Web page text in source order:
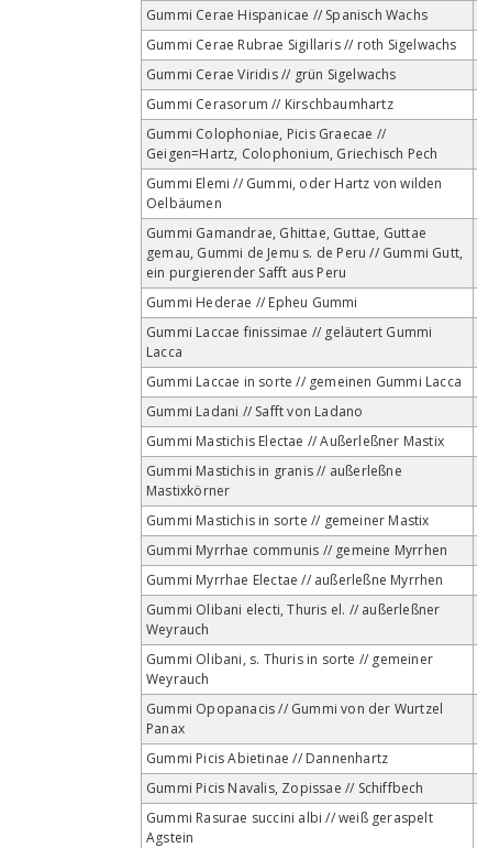
Gummi Cerae Hispanicae // Spanisch Wachs
Gummi Cerae Rubrae Sigillaris // roth Sigelwachs
Gummi Cerae Viridis // grün Sigelwachs
Gummi Cerasorum // Kirschbaumhartz
Gummi Colophoniae, Picis Graecae //
Geigen=Hartz, Colophonium, Griechisch Pech
Gummi Elemi // Gummi, oder Hartz von wilden
Oelbäumen
Gummi Gamandrae, Ghittae, Guttae, Guttae
gemau, Gummi de Jemu s. de Peru // Gummi Gutt,
ein purgierender Safft aus Peru
Gummi Hederae // Epheu Gummi
Gummi Laccae finissimae // geläutert Gummi
Lacca
Gummi Laccae in sorte // gemeinen Gummi Lacca
Gummi Ladani // Safft von Ladano
Gummi Mastichis Electae // Außerleßner Mastix
Gummi Mastichis in granis // außerleßne
Mastixkörner
Gummi Mastichis in sorte // gemeiner Mastix
Gummi Myrrhae communis // gemeine Myrrhen
Gummi Myrrhae Electae // außerleßne Myrrhen
Gummi Olibani electi, Thuris el. // außerleßner
Weyrauch
Gummi Olibani, s. Thuris in sorte // gemeiner
Weyrauch
Gummi Opopanacis // Gummi von der Wurtzel
Panax
Gummi Picis Abietinae // Dannenhartz
Gummi Picis Navalis, Zopissae // Schiffbech
Gummi Rasurae succini albi // weiß geraspelt
Agstein